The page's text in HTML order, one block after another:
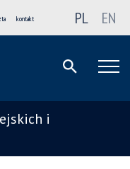
kontakt PL EN
i